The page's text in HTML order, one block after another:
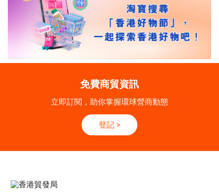
免費商貿資訊
立即訂閱，助你掌握環球營商動態
登記 >